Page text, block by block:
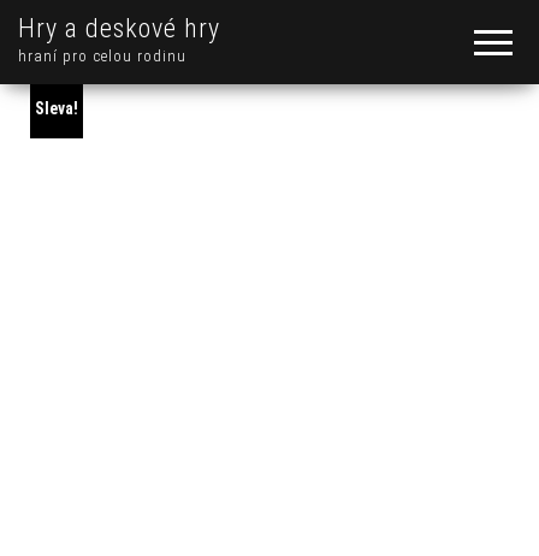
Hry a deskové hry
hraní pro celou rodinu
Sleva!